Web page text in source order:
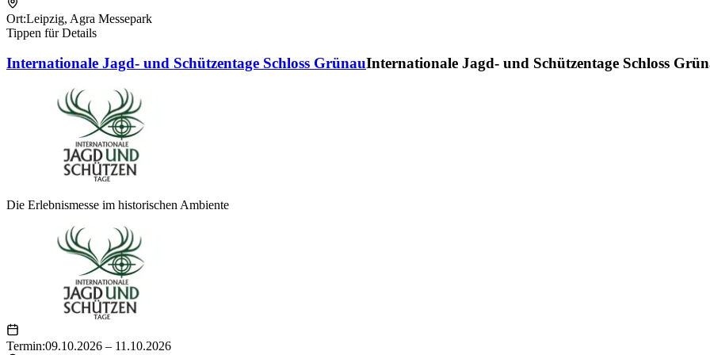
Ort:Leipzig, Agra Messepark
Tippen für Details
Internationale Jagd- und Schützentage Schloss GrünauInternationale Jagd- und Schützentage Schloss
Die Erlebnismesse im historischen Ambiente
Termin:09.10.2026 – 11.10.2026